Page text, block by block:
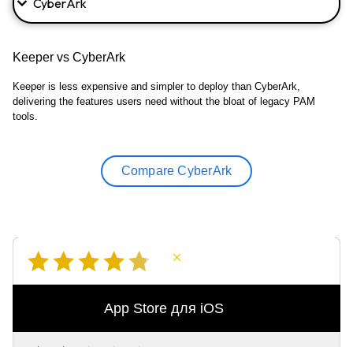
Keeper vs CyberArk
Keeper is less expensive and simpler to deploy than CyberArk,
delivering the features users need without the bloat of legacy PAM
tools.
Compare CyberArk
App Store для iOS